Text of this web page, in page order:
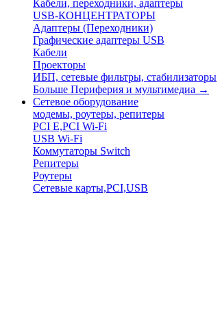
Кабели, переходники, адаптеры
USB-КОНЦЕНТРАТОРЫ
Адаптеры (Переходники)
Графические адаптеры USB
Кабели
Проекторы
ИБП, сетевые фильтры, стабилизаторы
Больше Периферия и мультимедиа →
Сетевое оборудование
модемы, роутеры, репитеры
PCI E,PCI Wi-Fi
USB Wi-Fi
Коммутаторы Switch
Репитеры
Роутеры
Сетевые карты,PCI,USB